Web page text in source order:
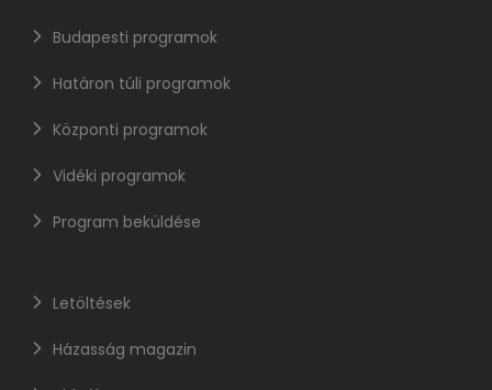
Budapesti programok
Határon túli programok
Központi programok
Vidéki programok
Program beküldése
Letöltések
Házasság magazin